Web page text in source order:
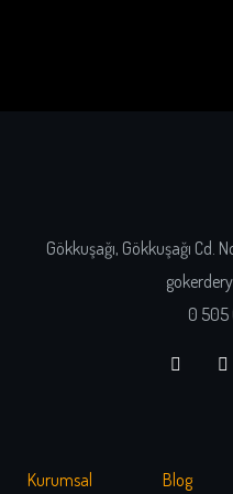
Gökkuşağı, Gökkuşağı
0
Kurumsal Blog